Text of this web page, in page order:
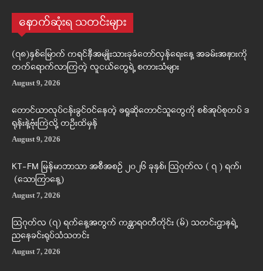
နောက်ဆုံးရ သတင်းများ
(၇၈)နှစ်မြောက် ကရင်နီအမျိုးသားခုခံတော်လှန်ရေးနေ့ အခမ်းအနားကို
တက်ရောက်လာကြတဲ့ လူငယ်တွေရဲ့ စကားသံများ
August 9, 2026
တောင်ယာလုပ်ငန်းခွင်ဝင်နေတဲ့ ဖရူဆိုတောင်သူတွေကို စစ်အုပ်စုတပ် ဒ
ရုန်းနဲ့ဗုံးကြဲလို့ တဦးထိမှန်
August 9, 2026
KT-FM မြန်မာဘာသာ အစီအစဉ် ၂၀၂၆ ခုနှစ်၊ ဩဂုတ်လ ( ၇ ) ရက်၊
(သောကြာနေ့)
August 7, 2026
ဩဂုတ်လ (၇) ရက်နေ့အတွက် ကန္တာရဝတီတိုင်း (မ်) သတင်းဌာနရဲ့
ညနေခင်းရုပ်သံသတင်း
August 7, 2026